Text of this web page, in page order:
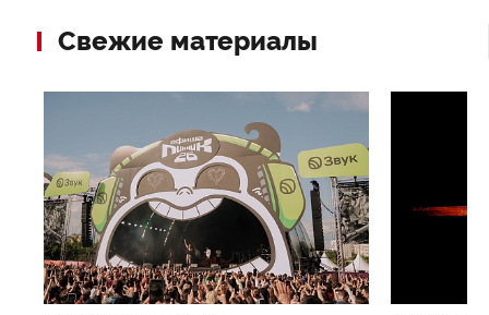
Свежие материалы